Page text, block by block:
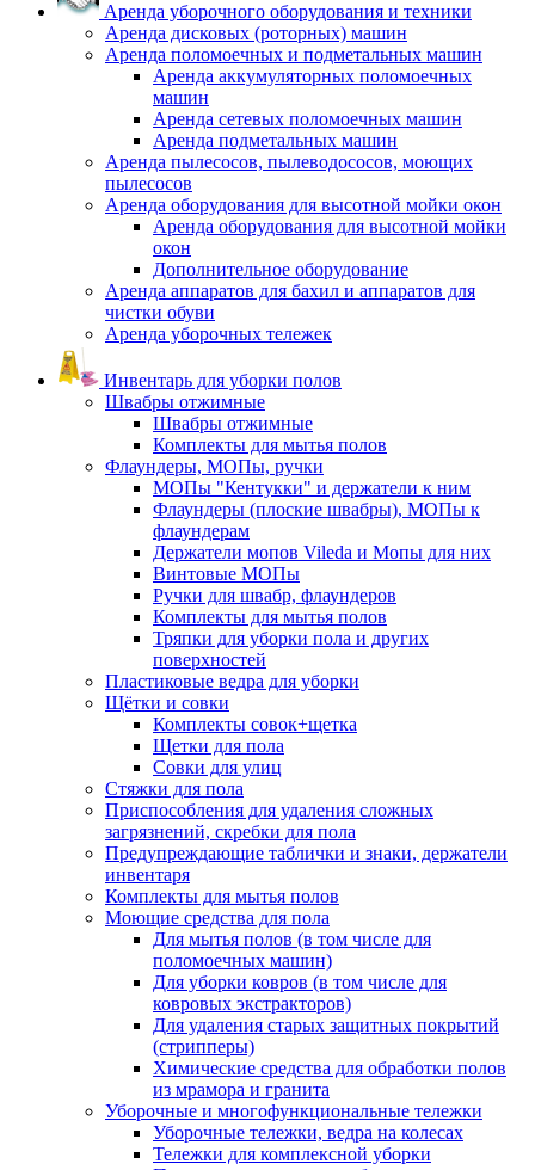
Аренда уборочного оборудования и техники
Аренда дисковых (роторных) машин
Аренда поломоечных и подметальных машин
Аренда аккумуляторных поломоечных
машин
Аренда сетевых поломоечных машин
Аренда подметальных машин
Аренда пылесосов, пылеводососов, моющих
пылесосов
Аренда оборудования для высотной мойки окон
Аренда оборудования для высотной мойки
окон
Дополнительное оборудование
Аренда аппаратов для бахил и аппаратов для
чистки обуви
Аренда уборочных тележек
Инвентарь для уборки полов
Швабры отжимные
Швабры отжимные
Комплекты для мытья полов
Флаундеры, МОПы, ручки
МОПы "Кентукки" и держатели к ним
Флаундеры (плоские швабры), МОПы к
флаундерам
Держатели мопов Vileda и Мопы для них
Винтовые МОПы
Ручки для швабр, флаундеров
Комплекты для мытья полов
Тряпки для уборки пола и других
поверхностей
Пластиковые ведра для уборки
Щётки и совки
Комплекты совок+щетка
Щетки для пола
Совки для улиц
Стяжки для пола
Приспособления для удаления сложных
загрязнений, скребки для пола
Предупреждающие таблички и знаки, держатели
инвентаря
Комплекты для мытья полов
Моющие средства для пола
Для мытья полов (в том числе для
поломоечных машин)
Для уборки ковров (в том числе для
ковровых экстракторов)
Для удаления старых защитных покрытий
(стрипперы)
Химические средства для обработки полов
из мрамора и гранита
Уборочные и многофункциональные тележки
Уборочные тележки, ведра на колесах
Тележки для комплексной уборки